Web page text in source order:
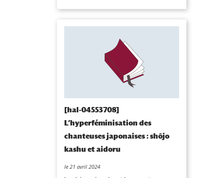
[hal-04553708]
L’hyperféminisation des
chanteuses japonaises : shôjo
kashu et aidoru
le 21 avril 2024